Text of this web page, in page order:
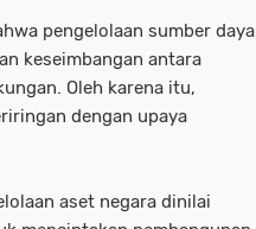
pengelolaan sumber daya
keseimbangan antara
Oleh karena itu,
dengan upaya
aset negara dinilai